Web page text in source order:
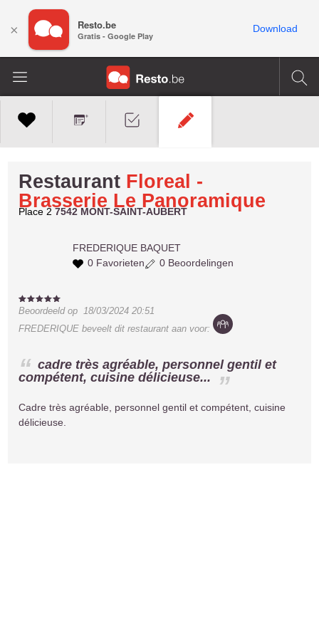
Restaurant Floreal -
Brasserie Le Panoramique
Place 27542 MONT-SAINT-AUBERT
FREDERIQUE BAQUET
0 Favorieten
0 Beoordelingen
Beoordeeld op18/03/2024 20:51
FREDERIQUE beveelt dit restaurant aan voor:
cadre très agréable, personnel gentil et
compétent, cuisine délicieuse...
Cadre très agréable, personnel gentil et compétent, cuisine
délicieuse.
× Resto.be
Gratis - Google Play
Download